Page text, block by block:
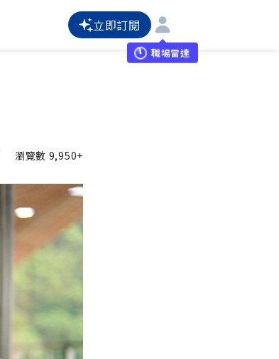
立即訂閱
職場雷達
瀏覽數 9,950+